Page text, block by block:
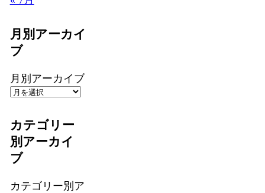
月別アーカイ
ブ
月別アーカイブ
カテゴリー
別アーカイ
ブ
カテゴリー別ア